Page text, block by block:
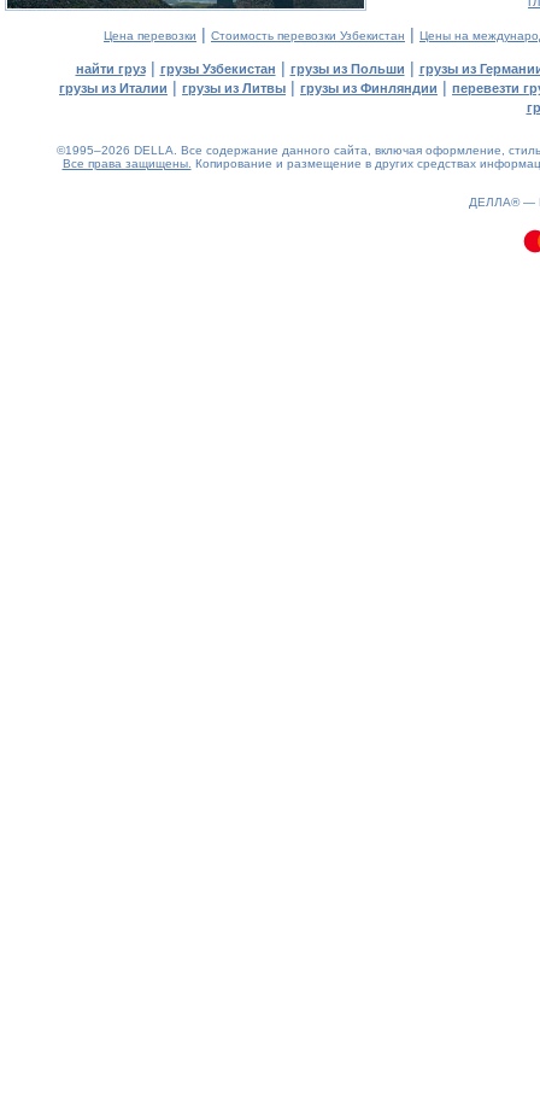
Цена перевозки | Стоимость перевозки Узбекистан | Цены на
найти груз| грузы Узбекистан | грузы из Польши | грузы из
грузы из Италии | грузы из Литвы | грузы из Финляндии | перевезти
©1995–2026 DELLA. Все содержание данного сайта, включая оформление,
Все права защищены. Копирование и размещение в других средствах
ДЕЛЛА® —